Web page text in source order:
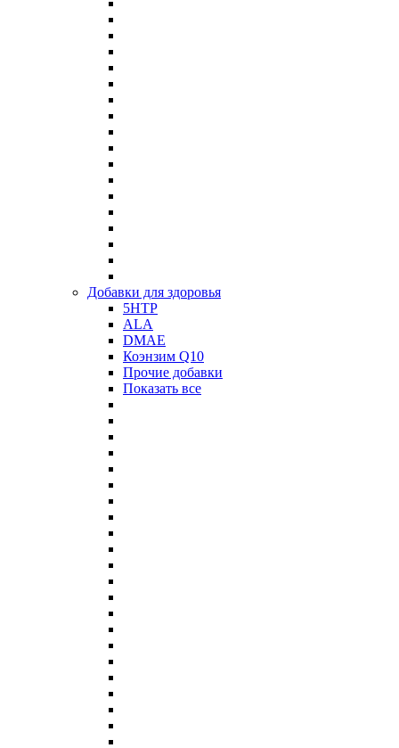
Добавки для здоровья
5HTP
ALA
DMAE
Коэнзим Q10
Прочие добавки
Показать все